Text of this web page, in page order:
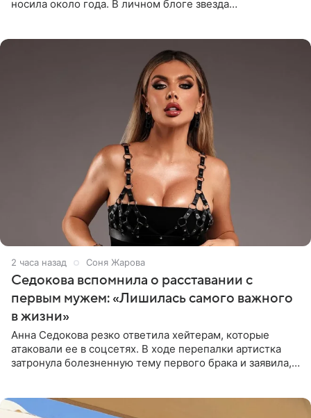
носила около года. В личном блоге звезда
2 часа назад Соня Жарова
Седокова вспомнила о расставании с
первым мужем: «Лишилась самого важного
в жизни»
Анна Седокова резко ответила хейтерам, которые
атаковали ее в соцсетях. В ходе перепалки артистка
затронула болезненную тему первого брака и заявила,